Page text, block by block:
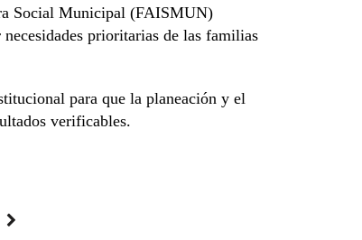
Social Municipal (FAISMUN)
prioritarias de las familias
para que la planeación y el
verificables.